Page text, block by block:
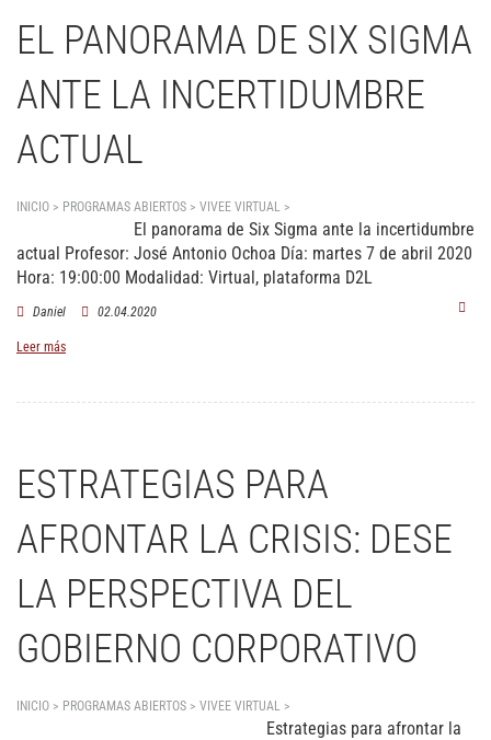
EL PANORAMA DE SIX SIGMA
ANTE LA INCERTIDUMBRE
ACTUAL
INICIO > PROGRAMAS ABIERTOS > VIVEE VIRTUAL >
El panorama de Six Sigma ante la incertidumbre
actual Profesor: José Antonio Ochoa Día: martes 7 de abril 2020
Hora: 19:00:00 Modalidad: Virtual, plataforma D2L
Daniel 02.04.2020
Leer más
ESTRATEGIAS PARA
AFRONTAR LA CRISIS: DESE
LA PERSPECTIVA DEL
GOBIERNO CORPORATIVO
INICIO > PROGRAMAS ABIERTOS > VIVEE VIRTUAL >
Estrategias para afrontar la